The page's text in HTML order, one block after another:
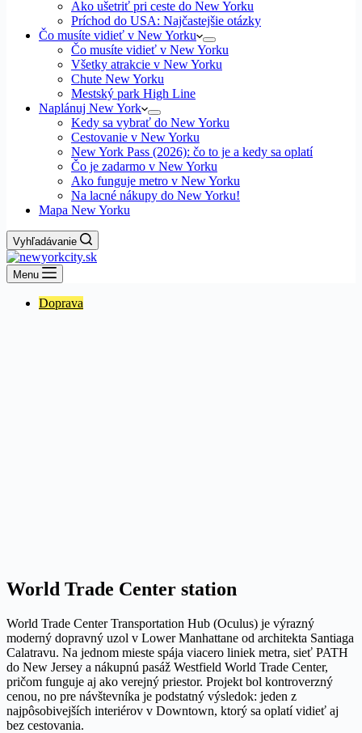
Ako ušetriť pri ceste do New Yorku
Príchod do USA: Najčastejšie otázky
Čo musíte vidieť v New Yorku
Čo musíte vidieť v New Yorku
Všetky atrakcie v New Yorku
Chute New Yorku
Mestský park High Line
Naplánuj New York
Kedy sa vybrať do New Yorku
Cestovanie v New Yorku
New York Pass (2026): čo to je a kedy sa oplatí
Čo je zadarmo v New Yorku
Ako funguje metro v New Yorku
Na lacné nákupy do New Yorku!
Mapa New Yorku
Vyhľadávanie
Menu
Doprava
World Trade Center station
World Trade Center Transportation Hub (Oculus) je výrazný
moderný dopravný uzol v Lower Manhattane od architekta Santiaga
Calatravu. Na jednom mieste spája viacero liniek metra, sieť PATH
do New Jersey a nákupnú pasáž Westfield World Trade Center,
pričom funguje aj ako verejný priestor. Projekt bol kontroverzný
cenou, no pre návštevníka je podstatný výsledok: jeden z
najpôsobivejších interiérov v Downtown, ktorý sa oplatí vidieť aj
bez cestovania.